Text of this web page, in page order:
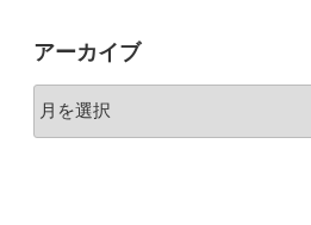
アーカイブ